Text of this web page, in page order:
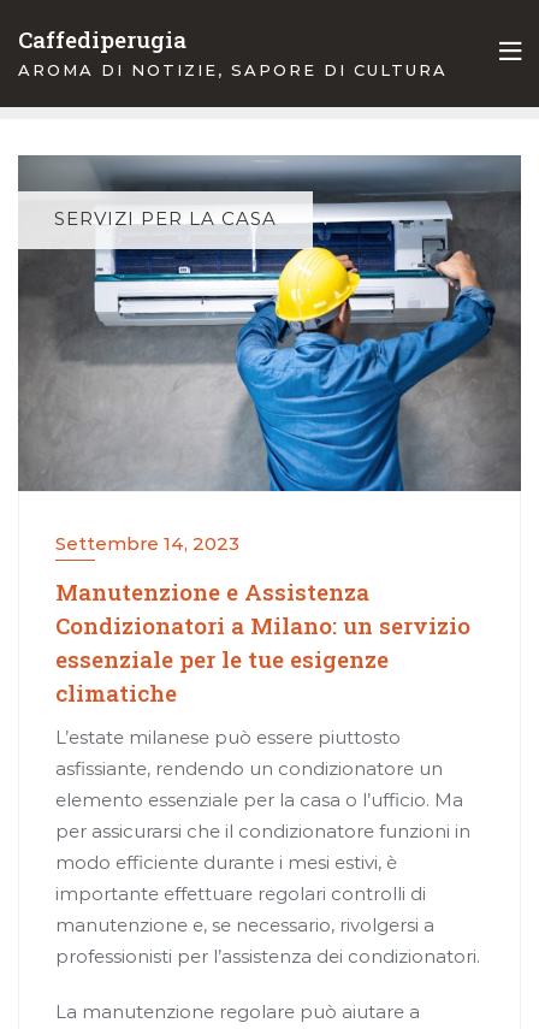
content
Caffediperugia
AROMA DI NOTIZIE, SAPORE DI CULTURA
SERVIZI PER LA CASA
Settembre 14, 2023
Manutenzione e Assistenza
Condizionatori a Milano: un servizio
essenziale per le tue esigenze
climatiche
L’estate milanese può essere piuttosto
asfissiante, rendendo un condizionatore un
elemento essenziale per la casa o l’ufficio. Ma
per assicurarsi che il condizionatore funzioni in
modo efficiente durante i mesi estivi, è
importante effettuare regolari controlli di
manutenzione e, se necessario, rivolgersi a
professionisti per l’assistenza dei condizionatori.
La manutenzione regolare può aiutare a